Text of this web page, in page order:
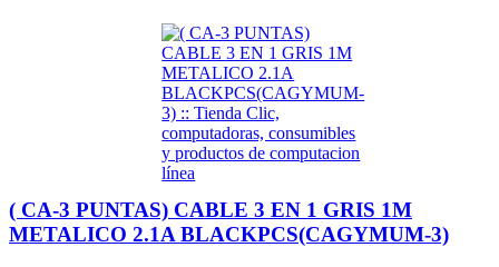
( CA-3 PUNTAS) CABLE 3 EN 1 GRIS 1M
METALICO 2.1A BLACKPCS(CAGYMUM-3)